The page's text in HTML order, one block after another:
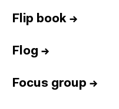
Flip book →
Flog →
Focus group →